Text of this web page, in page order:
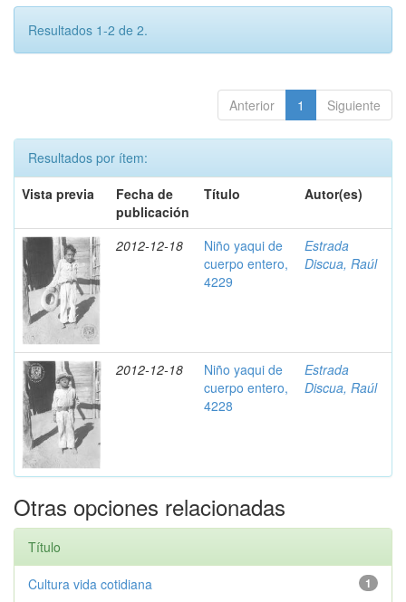
Resultados 1-2 de 2.
Anterior 1 Siguiente
Resultados por ítem:
Vista previa
Fecha de
publicación
Título Autor(es)
2012-12-18
Niño yaqui de
cuerpo entero,
4229
Estrada
Discua, Raúl
2012-12-18
Niño yaqui de
cuerpo entero,
4228
Estrada
Discua, Raúl
Otras opciones relacionadas
Título
1
Cultura vida cotidiana